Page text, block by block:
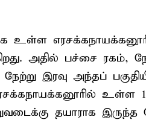
உள்ள
அதில் பச்சை ரகம்,
நேற்று இரவு அந்தப்
உள்ள
தயாராக